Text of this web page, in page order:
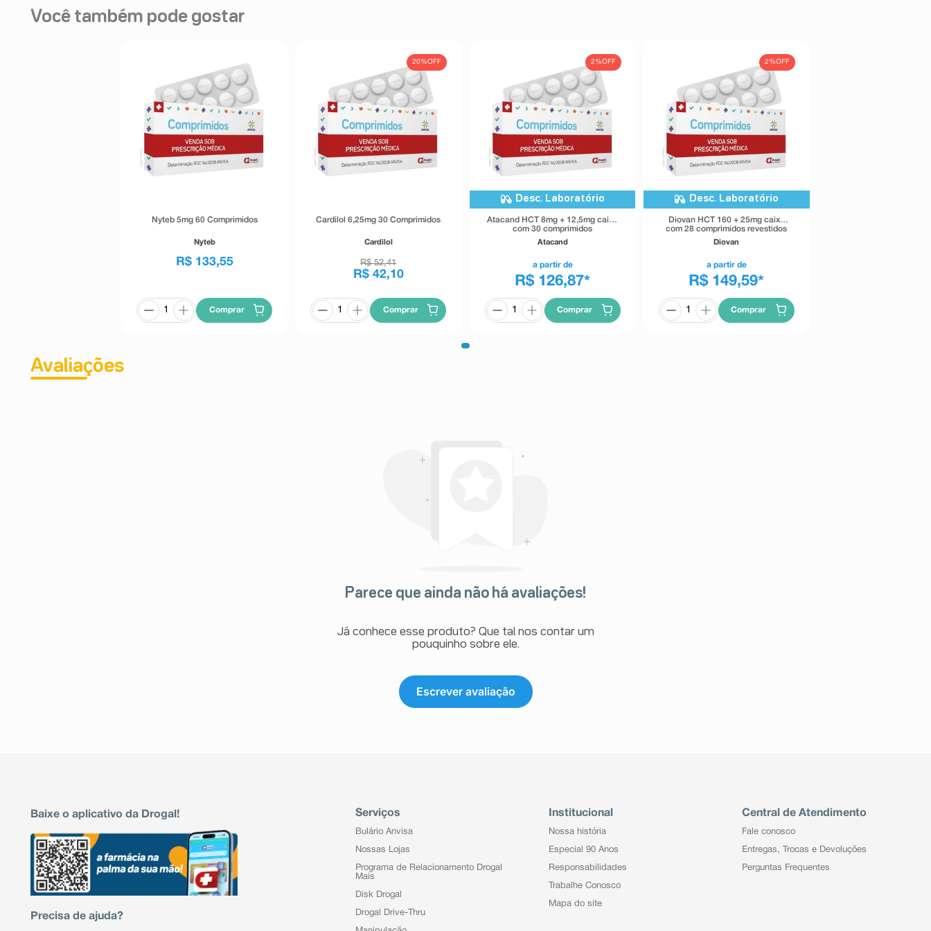
Você também pode gostar
Nyteb 5mg 60 Comprimidos
Nyteb
R$ 133,55
Comprar
20%OFF
Cardilol 6,25mg 30 Comprimidos
Cardilol
R$ 52,41
R$ 42,10
Comprar
2%OFF
Desc. Laboratório
Atacand HCT 8mg + 12,5mg caixa
com 30 comprimidos
Atacand
a partir de
R$ 126,87*
Comprar
2%OFF
Desc. Laboratório
Diovan HCT 160 + 25mg caixa
com 28 comprimidos revestidos
Diovan
a partir de
R$ 149,59*
Comprar
Avaliações
Parece que ainda não há avaliações!
Já conhece esse produto? Que tal nos contar um
pouquinho sobre ele.
Escrever avaliação
Baixe o aplicativo da Drogal!
Precisa de ajuda?
Serviços
Bulário Anvisa
Nossas Lojas
Programa de Relacionamento Drogal
Mais
Disk Drogal
Drogal Drive-Thru
Institucional
Nossa história
Especial 90 Anos
Responsabilidades
Trabalhe Conosco
Mapa do site
Central de Atendimento
Fale conosco
Entregas, Trocas e Devoluções
Perguntas Frequentes